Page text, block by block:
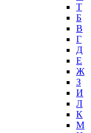
T
Б
В
Г
Д
Е
Ж
З
И
Л
К
М